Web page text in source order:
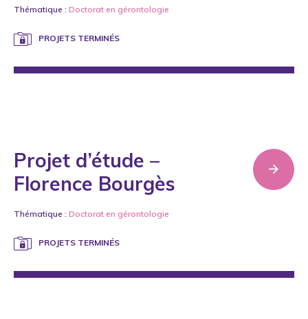
Lancer ma recherche
Thématique : Doctorat en gérontologie
PROJETS TERMINÉS
Projet d’étude –
Florence Bourgès
Thématique : Doctorat en gérontologie
PROJETS TERMINÉS